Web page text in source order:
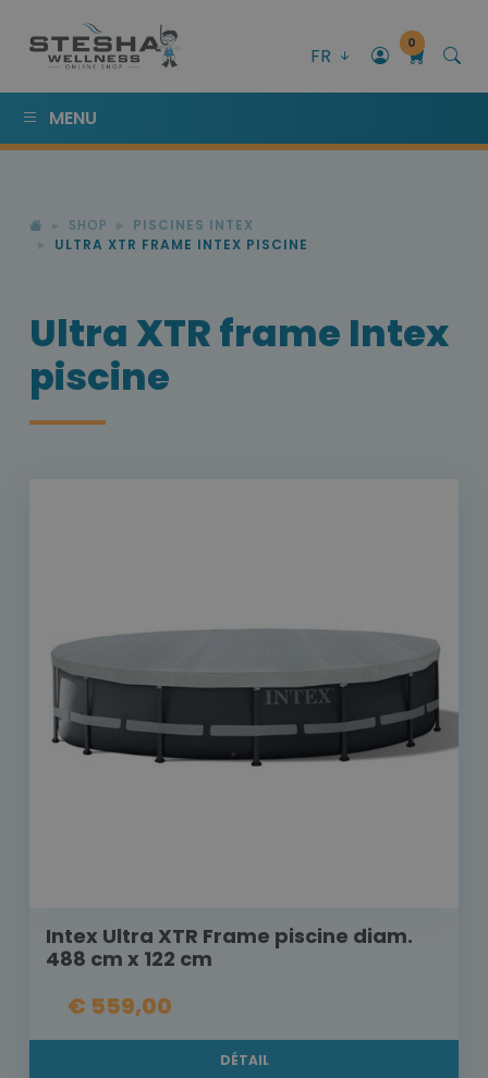
FR
0
MENU
SHOP
PISCINES INTEX
ULTRA XTR FRAME INTEX PISCINE
Ultra XTR frame Intex
piscine
Intex Ultra XTR Frame piscine diam.
488 cm x 122 cm
€ 559,00
DÉTAIL